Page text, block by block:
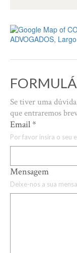
Se tiver uma
que entraremos
Email*
Por favor insira o seu
Mensagem
Deixe-nos a sua